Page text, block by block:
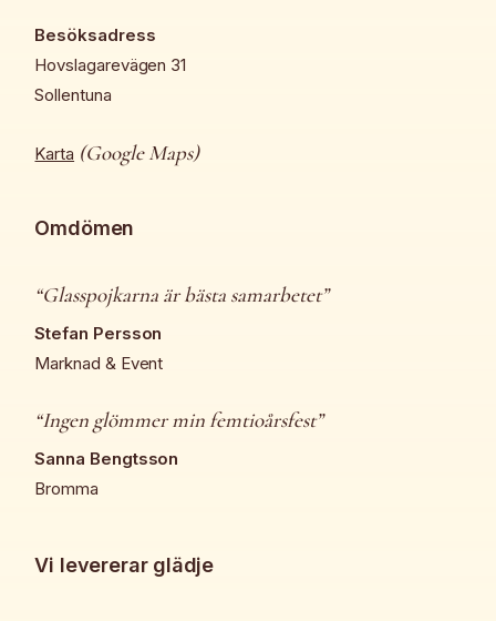
Besöksadress
Hovslagarevägen 31
Sollentuna
Karta (Google Maps)
Omdömen
“Glasspojkarna är bästa samarbetet”
Stefan Persson
Marknad & Event
“Ingen glömmer min femtioårsfest”
Sanna Bengtsson
Bromma
Vi levererar glädje